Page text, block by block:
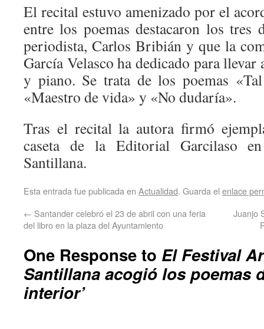
El recital estuvo amenizado por el
entre los poemas destacaron los tres
periodista, Carlos Bribián y que la
García Velasco ha dedicado para llevar
y piano. Se trata de los poemas
«Maestro de vida» y «No dudaría».
Tras el recital la autora firmó
caseta de la Editorial Garcilaso
Santillana.
Esta entrada fue publicada en Actualidad. Guarda el enlace
← Santander celebró el 23 de abril con una feria
del libro en la plaza del Ayuntamiento
Juanjo
One Response to El Festival
Santillana acogió los poemas
interior’